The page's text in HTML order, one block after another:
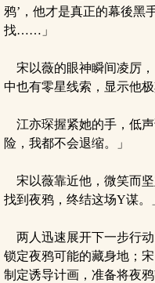
鸦’，他才是真正的幕後黑
找……」
宋以薇的眼神瞬间凌厉
中也有零星线索，显示他
江亦琛握紧她的手，低
险，我都不会退缩。」
宋以薇靠近他，微笑而
找到夜鸦，终结这场Y谋。
两人迅速展开下一步行动
锁定夜鸦可能的藏身地；
制定诱导计画，准备将夜鸦